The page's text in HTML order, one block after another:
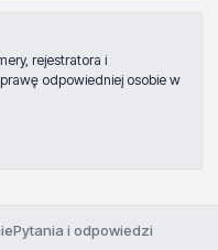
rejestratora i
odpowiedniej osobie w
Pytania i odpowiedzi